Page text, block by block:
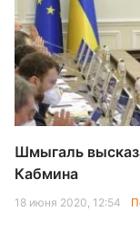
Шмыгаль
Кабмина
18 июня 2020, 12:54